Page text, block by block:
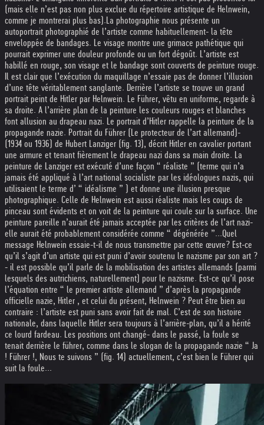
(mais elle n’est pas non plus exclue du répertoire artistique de Helnwein,
comme je montrerai plus bas). La photographie nous présente un
autoportrait photographié de l’artiste comme habituellement- la tête
enveloppée de bandages. Le visage montre une grimace pathétique qui
pourrait exprimer une douleur profonde ou un fort dégoût. L’artiste est
habillé en rouge, son visage et le bandage sont couverts de peinture rouge.
Il est clair que l’exécution du maquillage n’essaie pas de donner l’illusion
d’une tête véritablement sanglante. Derrière l’artiste se trouve un grand
portrait peint de Hitler par Helnwein. Le Führer, vêtu en uniforme, regarde à
sa droite. A l’arrière plan de la peinture les couleurs rouges et blanches
font allusion au drapeau nazi. Le portrait d’Hitler rappelle la peinture de la
propagande nazie. Portrait du Führer (Le protecteur de l’art allemand)-
(1934 ou 1936) de Hubert Lanziger (fig. 13), décrit Hitler en cavalier portant
une armure et tenant fièrement le drapeau nazi dans sa main droite. La
peinture de Lanziger est exécuté d’une façon “ réaliste ” (terme qui n’a
jamais été appliqué à l’art national socialiste par les idéologues nazis, qui
utilisaient le terme d’ “ idéalisme ” ) et donne une illusion presque
photographique. Celle de Helnwein est aussi réaliste mais les coups de
pinceau sont évidents et on voit de la peinture qui coule sur la surface. Une
peinture pareille n’aurait été jamais acceptée par les critères de l’art nazi-
elle aurait été probablement considérée comme “ dégénérée ”...Quel
message Helnwein essaie-t-il de nous transmettre par cette œuvre? Est-ce
qu’il s’agit d’un artiste qui est puni d’avoir soutenu le nazisme par son art ?
- il est possible qu’il parle de la mobilisation des artistes allemands (parmi
lesquels des autrichiens, naturellement) pour le nazisme. Est-ce qu’il pose
l’équation entre “ le premier artiste allemand ” d’après la propagande
officielle nazie, Hitler , et celui du présent, Helnwein ? Peut être bien au
contraire : l’artiste est puni sans avoir fait de mal. C’est de son histoire
nationale, dans laquelle Hitler sera toujours à l’arrière-plan, qu’il a hérité
ce lourd fardeau. Les positions ont changé- dans le passé, la foule se
tenait derrière le führer, comme dans le slogan de la propagande nazie “ Ja
! Führer !, Nous te suivons ” (fig. 14) actuellement, c’est bien le Führer qui
suit la foule...